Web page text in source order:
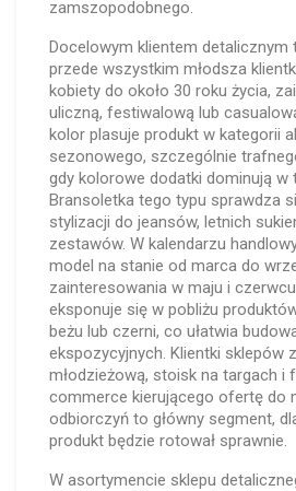
zamszopodobnego.
Docelowym klientem detalicznym
przede wszystkim młodsza
kobiety do około 30 roku życia,
uliczną, festiwalową lub
kolor plasuje produkt w kategorii
sezonowego, szczególnie
gdy kolorowe dodatki dominują w
Bransoletka tego typu sprawdza
stylizacji do jeansów, letnich
zestawów. W kalendarzu
model na stanie od marca do
zainteresowania w maju i
eksponuje się w pobliżu
beżu lub czerni, co ułatwia
ekspozycyjnych. Klientki sklepów
młodzieżową, stoisk na targach i
commerce kierującego ofertę do
odbiorczyń to główny segment,
produkt będzie rotował sprawnie.
W asortymencie sklepu